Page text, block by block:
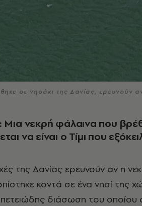
σε νησάκι της Δανίας,
Μια νεκρή φάλαινα που
να είναι ο Τίμι που
της Δανίας ερευνούν αν η
κοντά σε ένα νησί της
διάσωση του οποίου